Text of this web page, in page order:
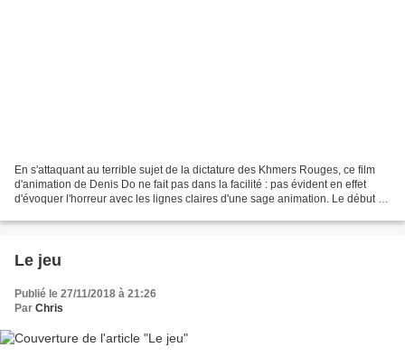
En s'attaquant au terrible sujet de la dictature des Khmers Rouges, ce film
d'animation de Denis Do ne fait pas dans la facilité : pas évident en effet
d'évoquer l'horreur avec les lignes claires d'une sage animation. Le début de
Le jeu
Publié le 27/11/2018 à 21:26
Par Chris